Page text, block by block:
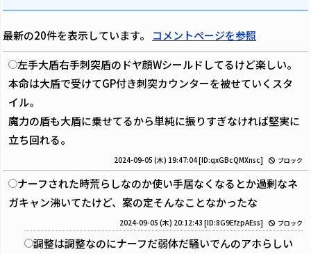
最新の20件を表示しています。 コメントページを参照
左手大盾右手刺突盾のドヤ顔Wシールドしてるけど楽しい。
本命は大盾で受けてGP付き刺突カウンターを被せていくスタ
イル。
魔力の盾も大盾に乗せてるから単純に振りすぎなければ堅実に
立ち回れる。
2024-09-05 (木) 19:47:04[ID:qxGBcQMXnsc] ブロック
ナーフされた時荒らしなのか使い手居なくなるとか過剰なネ
ガキャン沸いてたけど、案の定そんなことなかったな
2024-09-05 (木) 20:12:43 [ID:8G9EfzpAEss] ブロック
調整は調整なのにナーフだ弱体だ騒いでんのアホらしい